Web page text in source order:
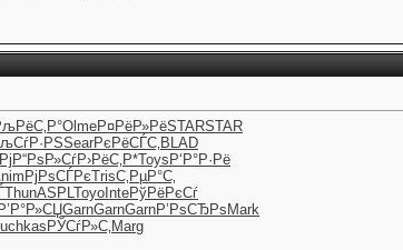
OlmeР¤РёР»РёSTARSTAR
SearРєРёСЃС‚ BLAD
Р“РѕР»СѓР›РёС‚Р*Toys Р‘Р°Р·Рё
РјРѕСЃРєTrisС‚РµР°С‚
ThunASPLToyo InteРўРёРєСѓ
Р’Р°Р»СЏGarnGarnGarnР’РѕСЂРѕ Mark
РЎСѓР»С‚ Marg